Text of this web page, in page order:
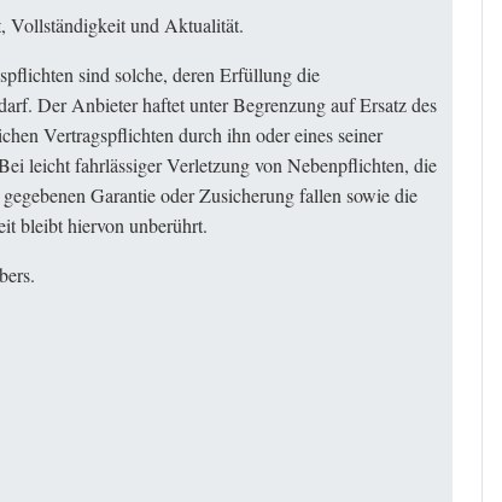
Vollständigkeit und Aktualität.
sind solche, deren Erfüllung die
Der Anbieter haftet unter Begrenzung auf Ersatz des
Vertragspflichten durch ihn oder eines seiner
leicht fahrlässiger Verletzung von Nebenpflichten, die
Garantie oder Zusicherung fallen sowie die
bleibt hiervon unberührt.